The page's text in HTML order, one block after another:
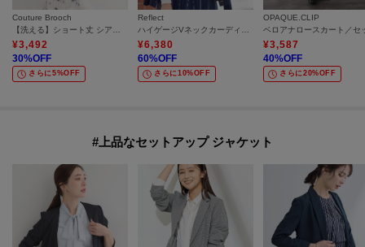
Couture Brooch
【洗える】ショート丈 シアーシャツ
¥3,492
30%OFF
さらに5%OFF
Reflect
ハイゲージVネックカーディガン
¥6,380
60%OFF
さらに10%OFF
OPAQUE.CLIP
¥3,587
40%OFF
さらに20%OFF
#上品なセットアップ ジャケット